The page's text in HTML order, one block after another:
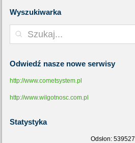
Wyszukiwarka
Odwiedź nasze nowe serwisy
http://www.cometsystem.pl
http://www.wilgotnosc.com.pl
Statystyka
Odsłon: 539527